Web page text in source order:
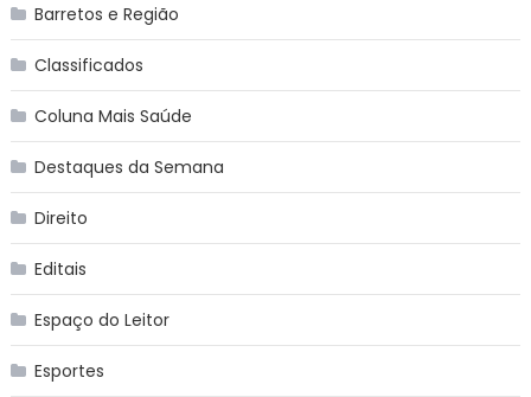
Barretos e Região
Classificados
Coluna Mais Saúde
Destaques da Semana
Direito
Editais
Espaço do Leitor
Esportes